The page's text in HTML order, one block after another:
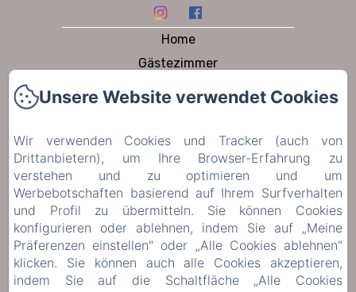
Home
Gästezimmer
Ferienhaus
garten und schwimmbad
Zu besuchen
Contact
Datenschutzerklärung
Rechtliche Informationen
Cookie-Informationen
Unsere Website verwendet Cookies
Wir verwenden Cookies und Tracker (auch von
Drittanbietern), um Ihre Browser-Erfahrung zu
verstehen und zu optimieren und um
Werbebotschaften basierend auf Ihrem Surfverhalten
und Profil zu übermitteln. Sie können Cookies
konfigurieren oder ablehnen, indem Sie auf „Meine
Präferenzen einstellen" oder „Alle Cookies ablehnen"
klicken. Sie können auch alle Cookies akzeptieren,
indem Sie auf die Schaltfläche „Alle Cookies